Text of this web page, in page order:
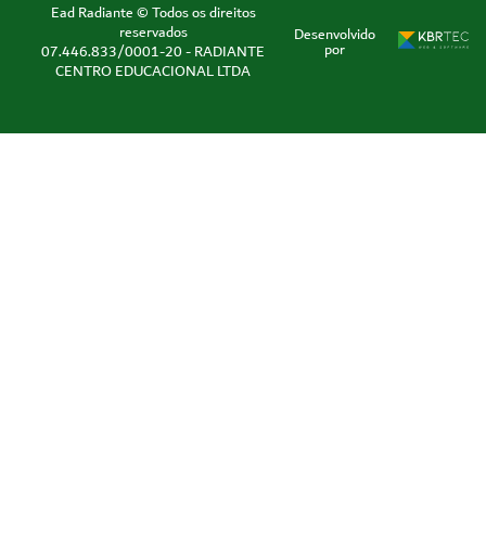
Ead Radiante © Todos os direitos
reservados
07.446.833/0001-20 - RADIANTE
CENTRO EDUCACIONAL LTDA
Desenvolvido
por